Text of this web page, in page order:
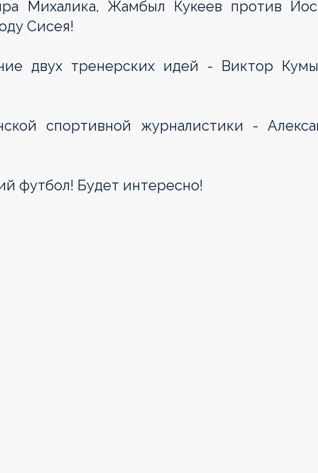
Михалика, Жамбыл Кукеев против
Сисея!
двух тренерских идей - Виктор
спортивной журналистики -
футбол! Будет интересно!